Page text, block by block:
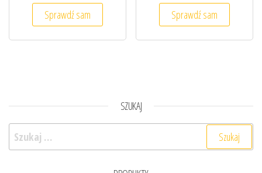
Sprawdź sam Sprawdź sam
SZUKAJ
Szukaj: